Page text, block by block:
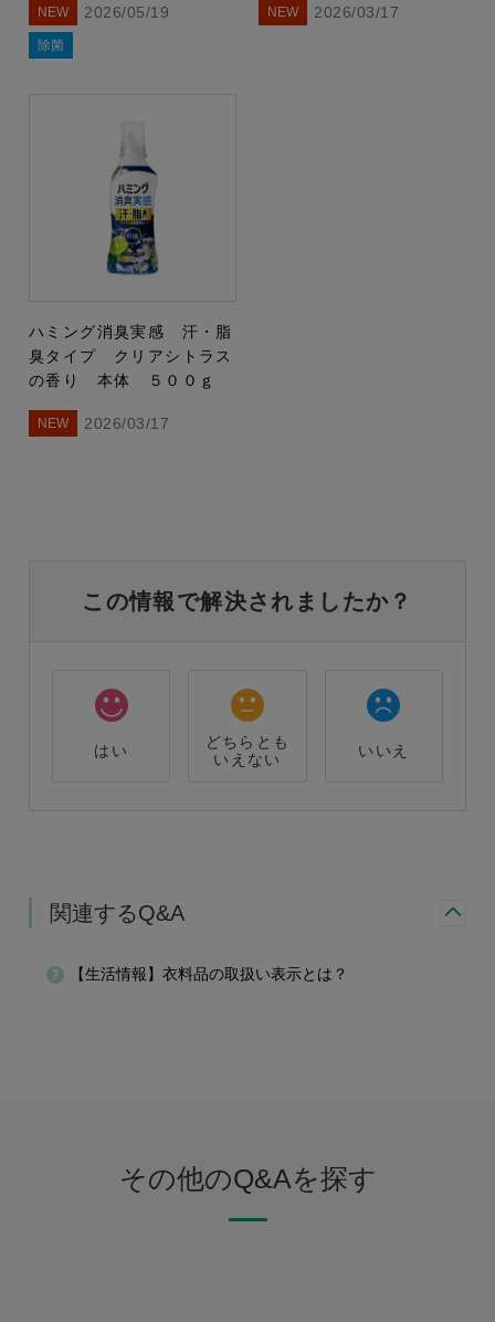
NEW 2026/05/19
除菌
NEW 2026/03/17
ハミング消臭実感 汗・脂
臭タイプ クリアシトラス
の香り 本体 ５００ｇ
NEW 2026/03/17
この情報で解決されましたか？
はい
どちらとも
いえない
いいえ
関連するQ&A
【生活情報】衣料品の取扱い表示とは？
その他のQ&Aを探す